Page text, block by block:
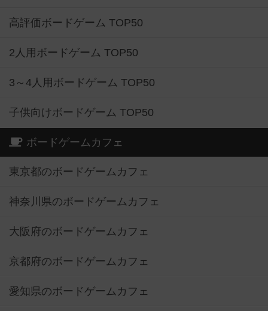
高評価ボードゲーム TOP50
2人用ボードゲーム TOP50
3～4人用ボードゲーム TOP50
子供向けボードゲーム TOP50
ボードゲームカフェ
東京都のボードゲームカフェ
神奈川県のボードゲームカフェ
大阪府のボードゲームカフェ
京都府のボードゲームカフェ
愛知県のボードゲームカフェ